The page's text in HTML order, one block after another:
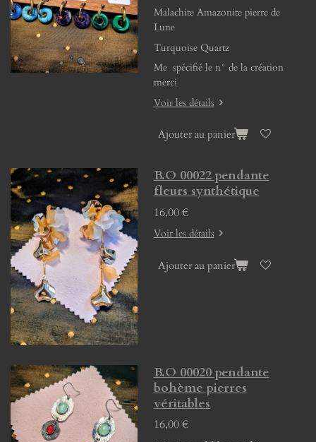
Malachite Amazonite pierre de
Lune
Turquoise Quartz
Me spécifié le n° de la création
merci
Voir les détails
Ajouter au panier
B.O 00022 pendante
fleurs synthétique
16,00 €
Voir les détails
Ajouter au panier
B.O 00020 pendante
bohème pierres
véritables
16,00 €